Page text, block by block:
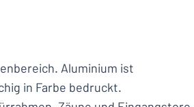
Aluminium ist
in Farbe bedruckt.